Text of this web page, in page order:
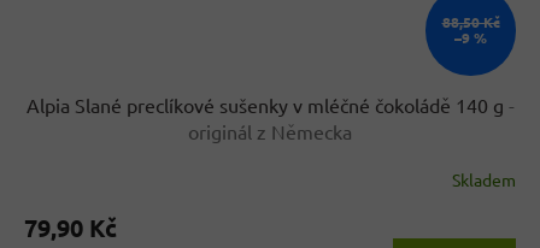
88,50 Kč
–9 %
Alpia Slané preclíkové sušenky v mléčné čokoládě 140 g -
originál z Německa
produktu
Skladem
79,90 Kč